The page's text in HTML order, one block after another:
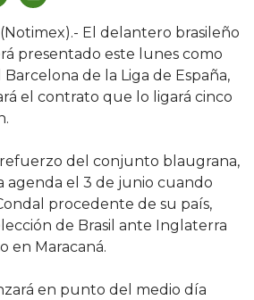
(Notimex).- El delantero brasileño
presentado este lunes como
de la Liga de España,
el contrato que lo ligará cinco
del conjunto blaugrana,
agenda el 3 de junio cuando
procedente de su país,
de Brasil ante Inglaterra
en Maracaná.
en punto del medio día